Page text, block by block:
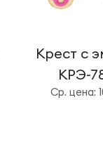
Крест с
КРЭ-
Cр. цена: